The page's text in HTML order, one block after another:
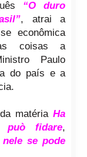
“O duro
, atrai a
econômica
coisas a
Paulo
do país e a
matériaHa
fidare,
se pode